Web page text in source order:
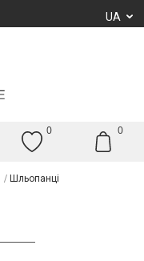
UA
0 0
Шльопанці